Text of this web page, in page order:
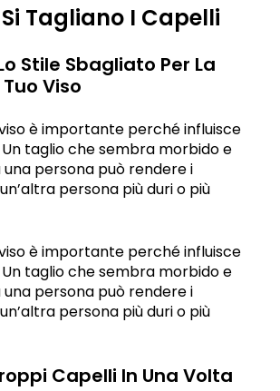
Tagliano I Capelli
Stile Sbagliato Per La
Viso
è importante perché influisce
Un taglio che sembra morbido e
una persona può rendere i
persona più duri o più
è importante perché influisce
Un taglio che sembra morbido e
una persona può rendere i
persona più duri o più
Capelli In Una Volta